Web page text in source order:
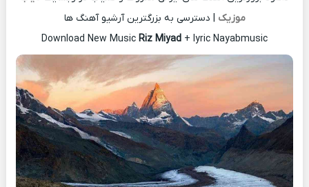
موزیک | دسترسی به بزرگترین آرشیو آهنگ ها
Download New Music Riz Miyad + lyric Nayabmusic